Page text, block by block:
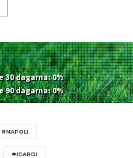
30 dagarna: 0%
90 dagarna: 0%
#NAPOLI
#ICARDI